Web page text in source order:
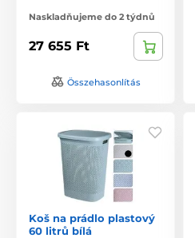
Naskladňujeme do 2 týdnů
27 655 Ft
Összehasonlítás
Koš na prádlo plastový
60 litrů bílá